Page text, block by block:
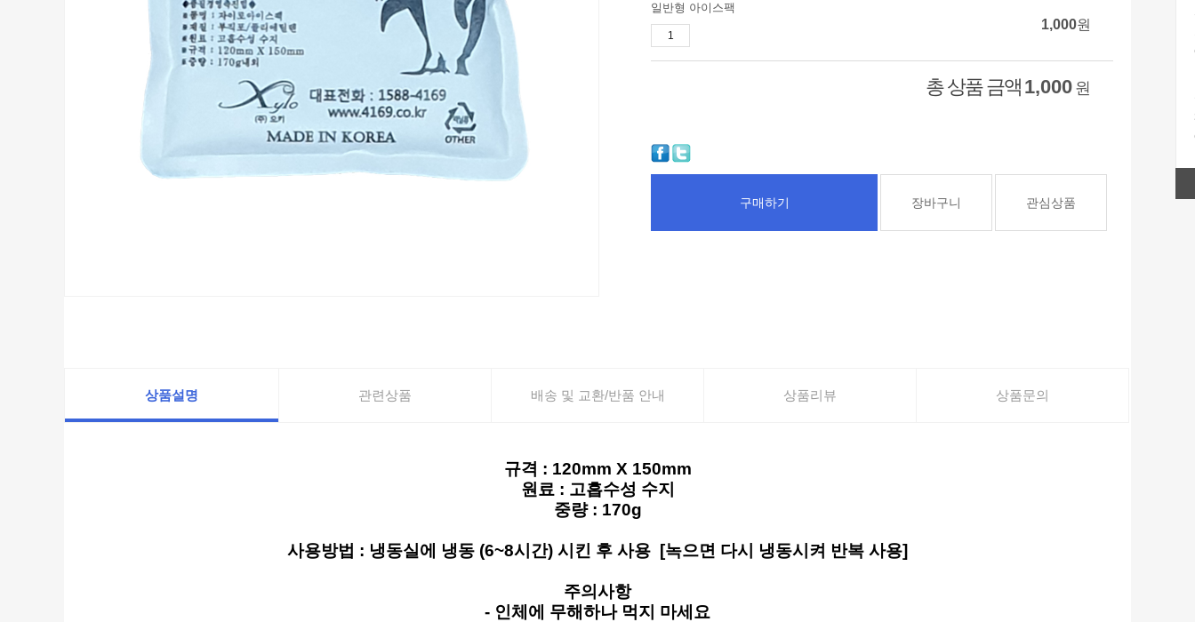
일반형 아이스팩
1,000원
총 상품 금액 1,000 원
구매하기 장바구니 관심상품
상품설명 관련상품 배송 및 교환/반품 안내 상품리뷰 상품문의
규격 : 120mm X 150mm
원료 : 고흡수성 수지
중량 : 170g
사용방법 : 냉동실에 냉동 (6~8시간) 시킨 후 사용 [녹으면 다시 냉동시켜 반복 사용]
주의사항
- 인체에 무해하나 먹지 마세요